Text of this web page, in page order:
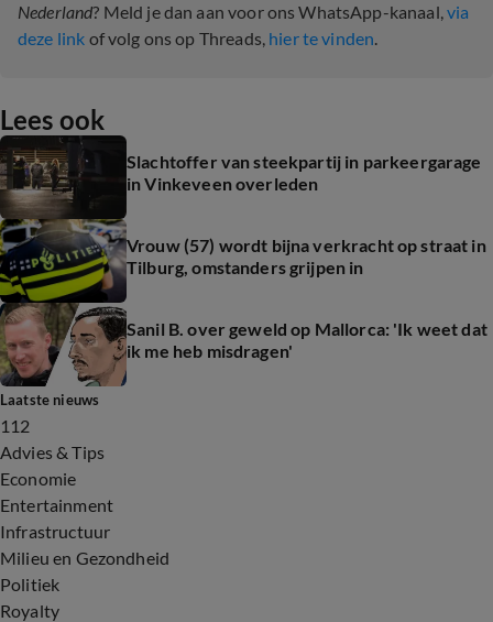
Nederland? Meld je dan aan voor ons WhatsApp-kanaal,via
deze link of volg ons op Threads, hier te vinden.
Lees ook
Slachtoffer van steekpartij in parkeergarage
in Vinkeveen overleden
Vrouw (57) wordt bijna verkracht op straat in
Tilburg, omstanders grijpen in
Sanil B. over geweld op Mallorca: 'Ik weet dat
ik me heb misdragen'
Laatste nieuws
112
Advies & Tips
Economie
Entertainment
Infrastructuur
Milieu en Gezondheid
Politiek
Royalty